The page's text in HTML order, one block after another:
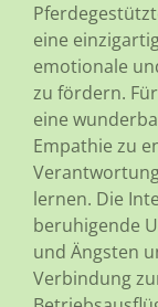
eine
emotionale
zu fördern.
eine
Empathie zu
lernen. Die
beruhigende
und Ängsten
Verbindung